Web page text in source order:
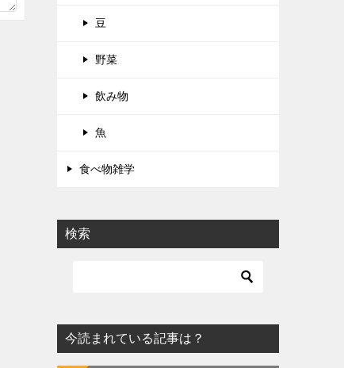
豆
野菜
飲み物
魚
食べ物雑学
検索
今読まれている記事は？